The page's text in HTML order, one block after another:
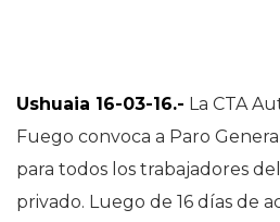
Ushuaia 16-03-16.- La CTA
Fuego convoca a Paro
para todos los trabajadores
privado. Luego de 16 días de